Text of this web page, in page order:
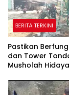
BERITA TERKINI
Pastikan
dan Tower
Musholah